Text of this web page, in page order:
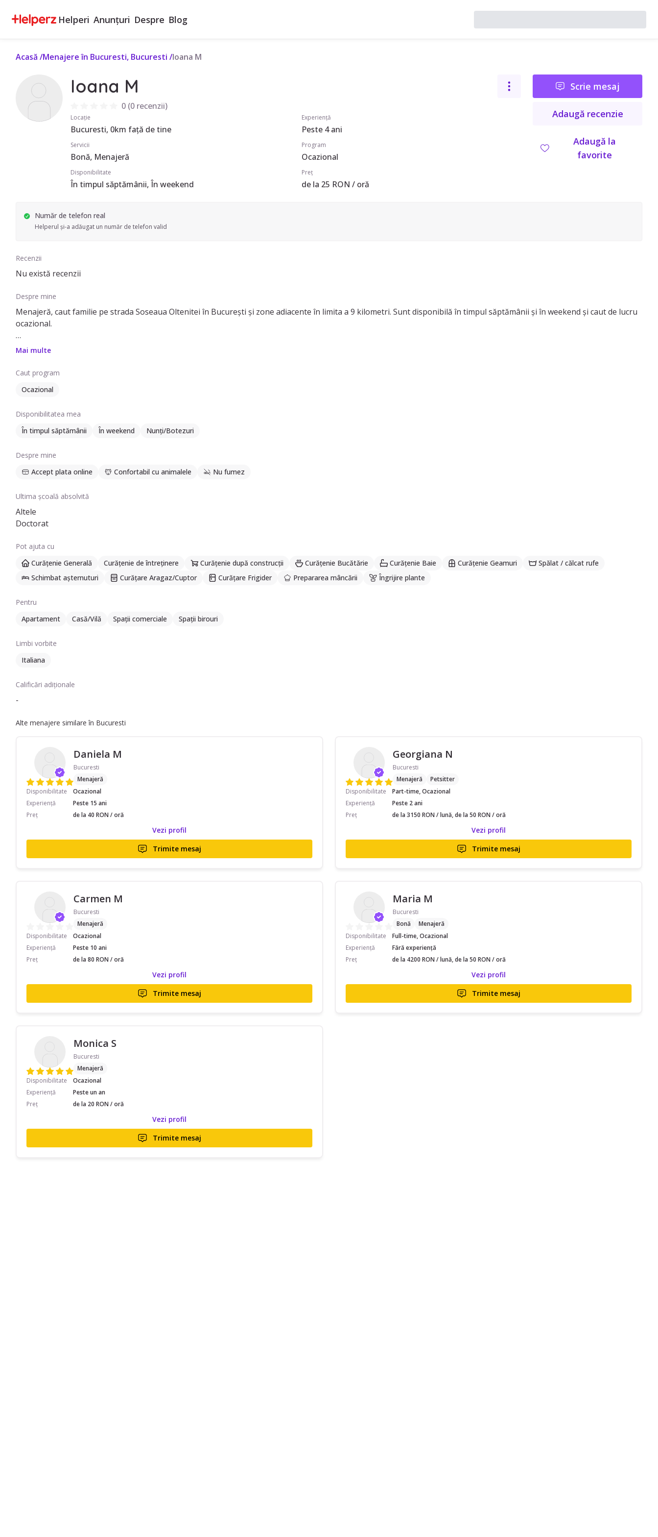
Helperi Anunțuri Despre Blog
Acasă /Menajere în Bucuresti, Bucuresti /Ioana M
Ioana M
0(0 recenzii)
Locație
Bucuresti, 0km față de tine
Experiență
Peste 4 ani
Servicii
Bonă, Menajeră
Program
Ocazional
Disponibilitate
În timpul săptămânii, În weekend
Preț
de la 25 RON / oră
Scrie mesaj
Adaugă recenzie
Adaugă la
favorite
Număr de telefon real
Helperul și-a adăugat un număr de telefon valid
Recenzii
Nu există recenzii
Despre mine
Menajeră, caut familie pe strada Soseaua Oltenitei în București și zone adiacente în limita a 9 kilometri. Sunt disponibilă în timpul săptămânii și în weekend și caut de lucru
ocazional.
Pot să ofer ajutor cu: spălat haine, schimbat așternuturi, curățare aragaz/cuptor, curățare frigider, prepararea mâncării și îngrijire plante. Am experiență de 4 ani în acest
Mai multe
Caut program
Ocazional
Disponibilitatea mea
În timpul săptămânii
În weekend Nunți/Botezuri
Despre mine
Accept plata online
Confortabil cu animalele Nu fumez
Ultima școală absolvită
Altele
Doctorat
Pot ajuta cu
Curățenie Generală
Curățenie de întreținere Curățenie după construcții Curățenie Bucătărie Curățenie Baie Curățenie Geamuri
Spălat / călcat rufe
Schimbat așternuturi
Curățare Aragaz/Cuptor Curățare Frigider Prepararea mâncării Îngrijire plante
Pentru
Apartament
Casă/Vilă Spații comerciale Spații birouri
Limbi vorbite
Italiana
Calificări adiționale
-
Alte menajere similare în Bucuresti
Daniela M
Bucuresti
Menajeră
Disponibilitate
Ocazional
Experiență
Peste 15 ani
Preț
de la 40 RON / oră
Vezi profil
Trimite mesaj
Georgiana N
Bucuresti
Menajeră
Petsitter
Disponibilitate
Part-time, Ocazional
Experiență
Peste 2 ani
Preț
de la 3150 RON / lună, de la 50 RON / oră
Vezi profil
Trimite mesaj
Carmen M
Bucuresti
Menajeră
Disponibilitate
Ocazional
Experiență
Peste 10 ani
Preț
de la 80 RON / oră
Vezi profil
Trimite mesaj
Maria M
Bucuresti
Bonă
Menajeră
Disponibilitate
Full-time, Ocazional
Experiență
Fără experiență
Preț
de la 4200 RON / lună, de la 50 RON / oră
Vezi profil
Trimite mesaj
Monica S
Bucuresti
Menajeră
Disponibilitate
Ocazional
Experiență
Peste un an
Preț
de la 20 RON / oră
Vezi profil
Trimite mesaj